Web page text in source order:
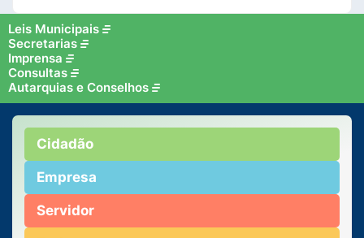
Leis Municipais
Secretarias
Imprensa
Consultas
Autarquias e Conselhos
Cidadão
Empresa
Servidor